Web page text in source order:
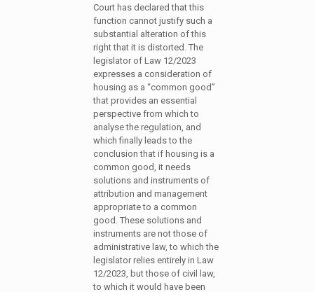
Court has declared that this
function cannot justify such a
substantial alteration of this
right that it is distorted. The
legislator of Law 12/2023
expresses a consideration of
housing as a “common good”
that provides an essential
perspective from which to
analyse the regulation, and
which finally leads to the
conclusion that if housing is a
common good, it needs
solutions and instruments of
attribution and management
appropriate to a common
good. These solutions and
instruments are not those of
administrative law, to which the
legislator relies entirely in Law
12/2023, but those of civil law,
to which it would have been